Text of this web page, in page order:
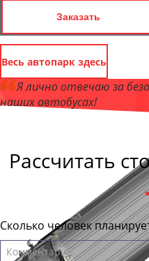
Заказать
Весь автопарк здесь
Я лично отвечаю за
наших автобусах!
,
Рассчитать
Сколько человек